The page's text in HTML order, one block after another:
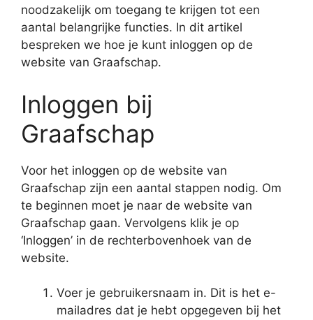
noodzakelijk om toegang te krijgen tot een
aantal belangrijke functies. In dit artikel
bespreken we hoe je kunt inloggen op de
website van Graafschap.
Inloggen bij
Graafschap
Voor het inloggen op de website van
Graafschap zijn een aantal stappen nodig. Om
te beginnen moet je naar de website van
Graafschap gaan. Vervolgens klik je op
‘Inloggen’ in de rechterbovenhoek van de
website.
Voer je gebruikersnaam in. Dit is het e-
mailadres dat je hebt opgegeven bij het